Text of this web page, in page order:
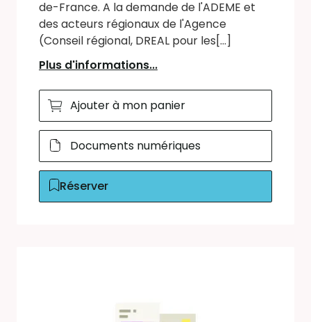
de-France. A la demande de l'ADEME et
des acteurs régionaux de l'Agence
(Conseil régional, DREAL pour les[...]
Plus d'informations...
Ajouter à mon panier
Documents numériques
Réserver